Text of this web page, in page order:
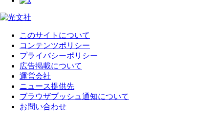
このサイトについて
コンテンツポリシー
プライバシーポリシー
広告掲載について
運営会社
ニュース提供先
ブラウザプッシュ通知について
お問い合わせ